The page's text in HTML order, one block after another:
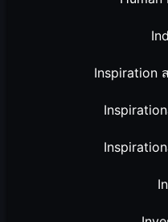
Inspiration